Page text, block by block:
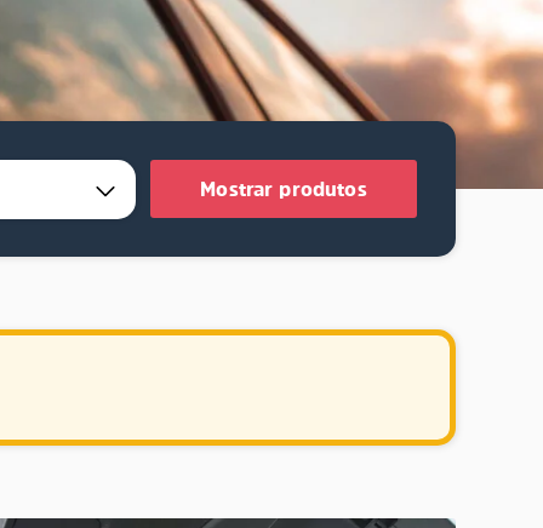
Mostrar produtos